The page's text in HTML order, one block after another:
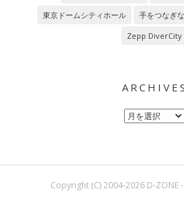
東京ドームシティホール
手をつなぎ
Zepp DiverCity
ARCHIVES
Archives
Copyright (C) 2004-2026 D-ZONE